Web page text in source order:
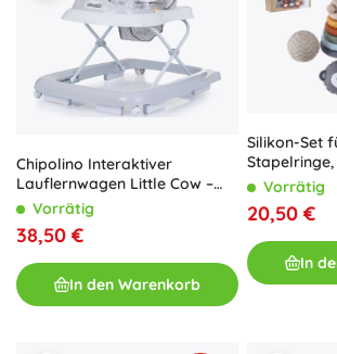
Chipolino Interaktiver
Lauflernwagen Little Cow –
GrauVorrätig
38,50 €
In den Warenkorb
Silikon-Set
Sinnesbälle
Vorrätig
20,50 €
In